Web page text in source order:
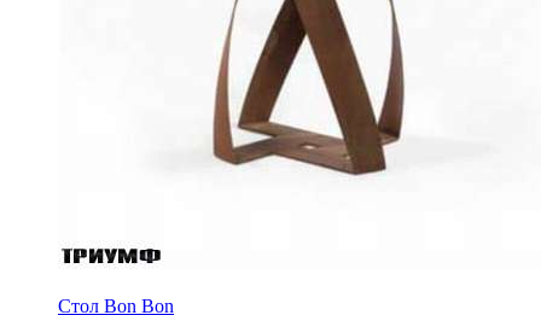
Стол Bon Bon